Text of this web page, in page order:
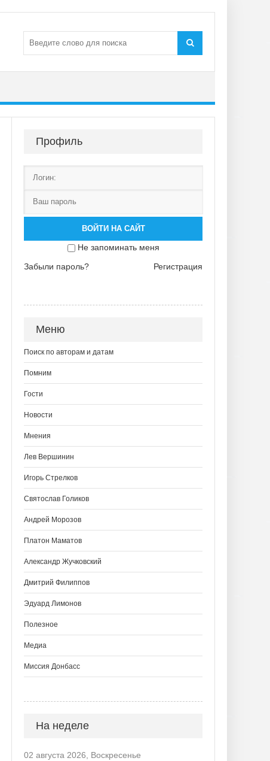
Профиль
ВОЙТИ НА САЙТ
Не запоминать меня
Забыли пароль?
Регистрация
Меню
Поиск по авторам и датам
Помним
Гости
Новости
Мнения
Лев Вершинин
Игорь Стрелков
Святослав Голиков
Андрей Морозов
Платон Маматов
Александр Жучковский
Дмитрий Филиппов
Эдуард Лимонов
Полезное
Медиа
Миссия Донбасс
На неделе
02 августа 2026, Воскресенье